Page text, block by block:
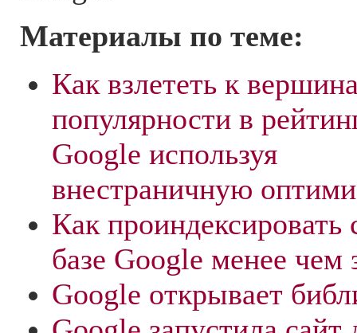
Материалы по теме:
Как взлететь к
популярности в
Google используя
внестраничную
Как проиндексировать
базе Google менее чем
Google открывает